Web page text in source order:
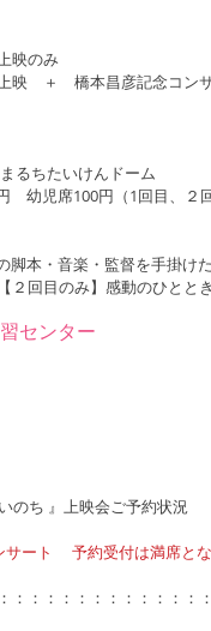
映のみ
映　＋　橋本昌彦記念コン
るちたいけんドーム
　幼児席100円（1回目、２
脚本・音楽・監督を手掛け
２回目のみ】感動のひとと
センター
のち 』上映会ご予約状況
ート　 予約受付は満席と
：：：：：：：：：：：：